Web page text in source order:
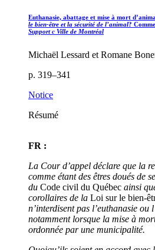
Euthanasie, abattage et mise à mort
le bien-être et la sécurité de l’animal?
Support c Ville de Montréal
Michaël Lessard et Romane
p. 319–341
Notice
Résumé
FR :
La Cour d’appel déclare que la
comme étant des êtres doués de
du Code civil du Québec ainsi
corollaires de la Loi sur le bien-
n’interdisent pas l’euthanasie ou
notamment lorsque la mise à
ordonnée par une municipalité.